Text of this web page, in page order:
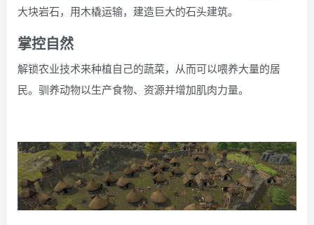
大块岩石，用木橇运输，建造巨大的石头建筑。
掌控自然
解锁农业技术来种植自己的蔬菜，从而可以喂养大量的居
民。驯养动物以生产食物、资源并增加肌肉力量。